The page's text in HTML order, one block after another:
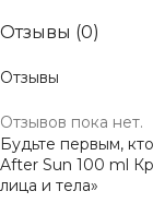
Отзывы (0)
Отзывы
Отзывов пока нет.
Будьте первым,
After Sun 100 ml
лица и тела»